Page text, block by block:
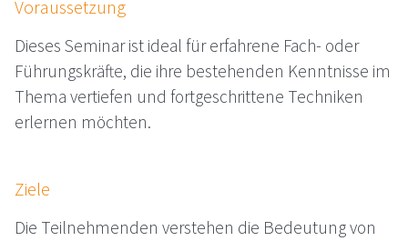
Voraussetzung
Dieses Seminar ist ideal für erfahrene Fach- oder
Führungskräfte, die ihre bestehenden Kenntnisse im
Thema vertiefen und fortgeschrittene Techniken
erlernen möchten.
Ziele
Die Teilnehmenden verstehen die Bedeutung von